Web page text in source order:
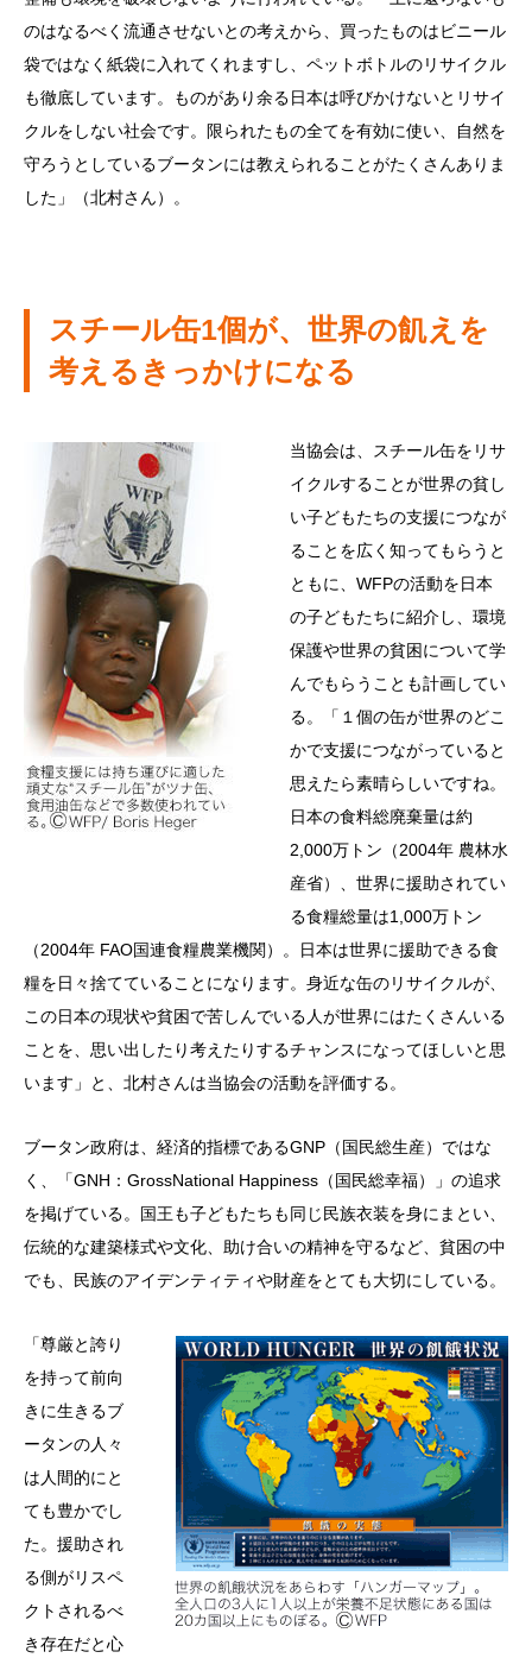
のはなるべく流通させないとの考えから、買ったものはビニール
袋ではなく紙袋に入れてくれますし、ペットボトルのリサイクル
も徹底しています。ものがあり余る日本は呼びかけないとリサイ
クルをしない社会です。限られたもの全てを有効に使い、自然を
守ろうとしているブータンには教えられることがたくさんありま
した」（北村さん）。
スチール缶1個が、世界の飢えを
考えるきっかけになる
当協会は、スチール缶をリサ
イクルすることが世界の貧し
い子どもたちの支援につなが
ることを広く知ってもらうと
ともに、WFPの活動を日本
の子どもたちに紹介し、環境
保護や世界の貧困について学
んでもらうことも計画してい
る。「１個の缶が世界のどこ
かで支援につながっていると
思えたら素晴らしいですね。
日本の食料総廃棄量は約
2,000万トン（2004年 農林水
産省）、世界に援助されてい
る食糧総量は1,000万トン
（2004年 FAO国連食糧農業機関）。日本は世界に援助できる食
糧を日々捨てていることになります。身近な缶のリサイクルが、
この日本の現状や貧困で苦しんでいる人が世界にはたくさんいる
ことを、思い出したり考えたりするチャンスになってほしいと思
います」と、北村さんは当協会の活動を評価する。
ブータン政府は、経済的指標であるGNP（国民総生産）ではな
く、「GNH：GrossNational Happiness（国民総幸福）」の追求
を掲げている。国王も子どもたちも同じ民族衣装を身にまとい、
伝統的な建築様式や文化、助け合いの精神を守るなど、貧困の中
でも、民族のアイデンティティや財産をとても大切にしている。
「尊厳と誇り
を持って前向
きに生きるブ
ータンの人々
は人間的にと
ても豊かでし
た。援助され
る側がリスペ
クトされるべ
き存在だと心